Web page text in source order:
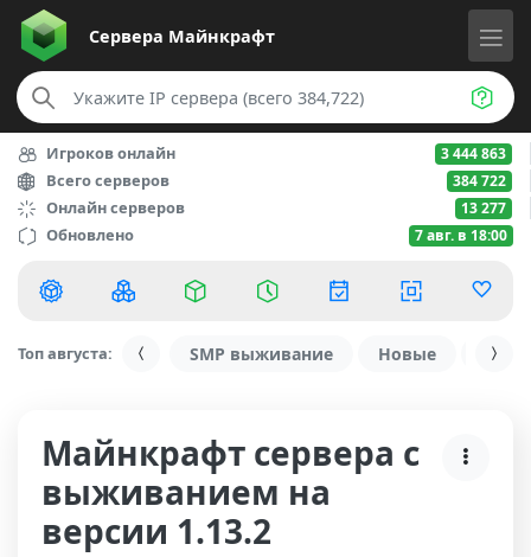
Сервера Майнкрафт
Игроков онлайн 3 444 863
Всего серверов 384 722
Онлайн серверов 13 277
Обновлено 7 авг. в 18:00
Топ августа: SMP выживание Новые С
Майнкрафт сервера с
выживанием на
версии 1.13.2